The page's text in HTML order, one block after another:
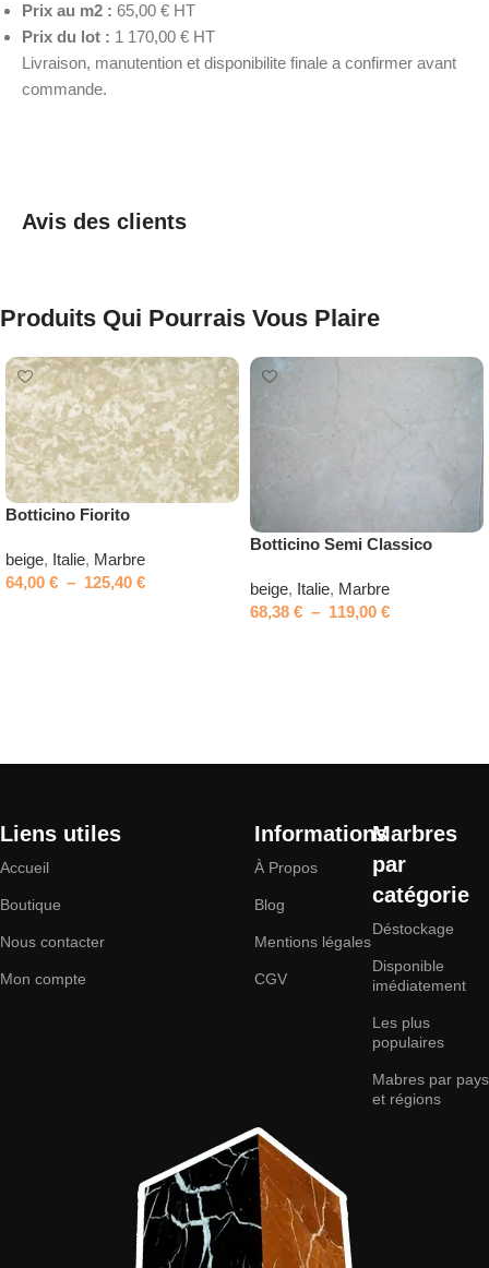
Prix au m2 : 65,00 € HT
Prix du lot : 1 170,00 € HT
Livraison, manutention et disponibilite finale a confirmer avant
commande.
Avis des clients
Produits Qui Pourrais Vous Plaire
Botticino Fiorito
beige, Italie, Marbre
64,00 € – 125,40 €
Botticino Semi Classico
beige, Italie, Marbre
68,38 € – 119,00 €
Liens utiles
Accueil
Boutique
Nous contacter
Mon compte
Informations
À Propos
Blog
Mentions légales
CGV
Marbres
par
catégorie
Déstockage
Disponible
imédiatement
Les plus
populaires
Mabres par pays
et régions